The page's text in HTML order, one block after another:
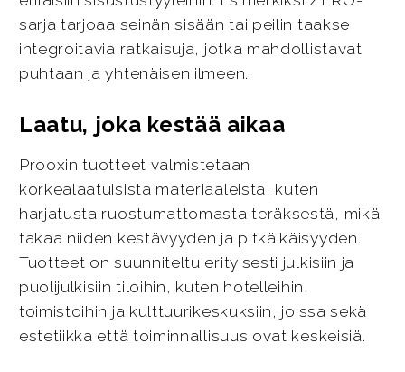
sarja tarjoaa seinän sisään tai peilin taakse
integroitavia ratkaisuja, jotka mahdollistavat
puhtaan ja yhtenäisen ilmeen.
Laatu, joka kestää aikaa
Prooxin tuotteet valmistetaan
korkealaatuisista materiaaleista, kuten
harjatusta ruostumattomasta teräksestä, mikä
takaa niiden kestävyyden ja pitkäikäisyyden.
Tuotteet on suunniteltu erityisesti julkisiin ja
puolijulkisiin tiloihin, kuten hotelleihin,
toimistoihin ja kulttuurikeskuksiin, joissa sekä
estetiikka että toiminnallisuus ovat keskeisiä.